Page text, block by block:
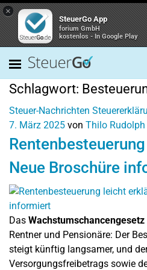
×
SteuerGo App
forium GmbH
kostenlos - In Google Play
Schlagwort:
Steuer-Nachrichten
7. März 2025 von Thilo Rudolph
Neue Broschüre
Das Wachstumschancengesetz
Rentner und Pensionäre: Der
steigt künftig langsamer, und
Versorgungsfreibetrags sowie